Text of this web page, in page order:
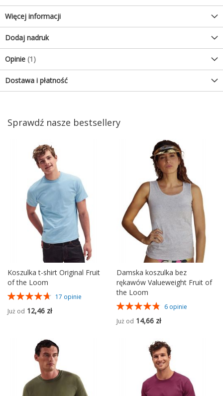
Więcej informacji
Dodaj nadruk
Opinie 1
Dostawa i płatność
Sprawdź nasze bestsellery
Koszulka t-shirt Original Fruit
of the Loom
Ocena:
17 opinie
Już od 12,46 zł
Damska koszulka bez
rękawów Valueweight Fruit of
the Loom
Ocena:
6 opinie
Już od 14,66 zł